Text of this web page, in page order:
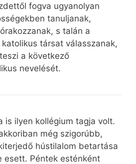
fogva ugyanolyan
tanuljanak,
s talán a
társat válasszanak,
a következő
nevelését.
is ilyen kollégium tagja volt.
még szigorúbb,
hústilalom betartása
esett. Péntek esténként